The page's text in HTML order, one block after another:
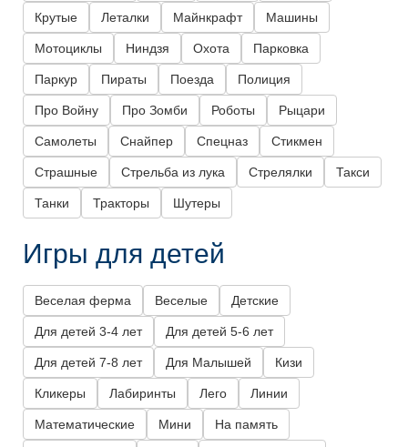
Крутые Леталки Майнкрафт Машины
Мотоциклы Ниндзя Охота Парковка
Паркур Пираты Поезда Полиция
Про Войну Про Зомби Роботы Рыцари
Самолеты Снайпер Спецназ Стикмен
Страшные Стрельба из лука Стрелялки Такси
Танки Тракторы Шутеры
Игры для детей
Веселая ферма Веселые Детские
Для детей 3-4 лет Для детей 5-6 лет
Для детей 7-8 лет Для Малышей Кизи
Кликеры Лабиринты Лего Линии
Математические Мини На память